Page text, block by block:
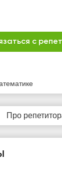
с
Про
пт
Нет